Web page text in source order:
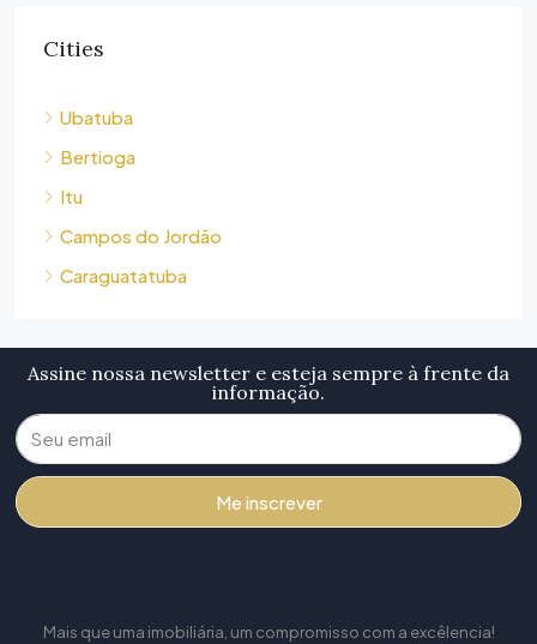
Cities
Ubatuba
Bertioga
Itu
Campos do Jordão
Caraguatatuba
Assine nossa newsletter e esteja sempre à frente da
informação.
Me inscrever
Mais que uma imobiliária, um compromisso com a excêlencia!